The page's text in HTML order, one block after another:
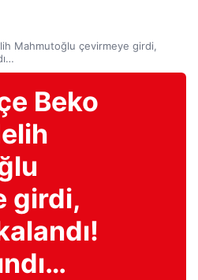
Mahmutoğlu çevirmeye girdi,
Beko
girdi,